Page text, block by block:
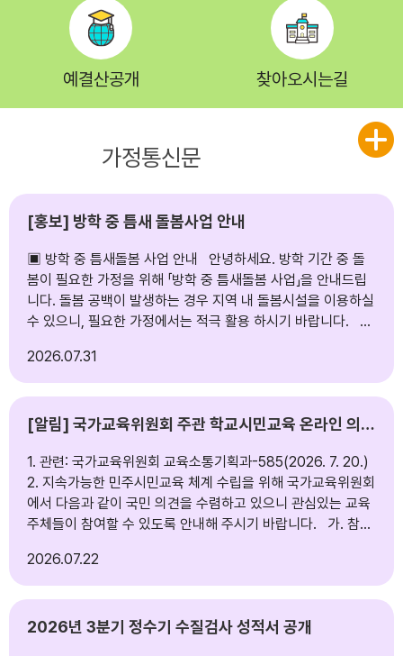
예결산공개 찾아오시는길
가정통신문
[홍보] 방학 중 틈새 돌봄사업 안내
▣ 방학 중 틈새돌봄 사업 안내 안녕하세요. 방학 기간 중 돌
봄이 필요한 가정을 위해 「방학 중 틈새돌봄 사업」을 안내드립
니다. 돌봄 공백이 발생하는 경우 지역 내 돌봄시설을 이용하실
수 있으니, 필요한 가정에서는 적극 활용 하시기 바랍니다. ■
틈새 돌봄센터.점심돌봄센터. 또는 1522-1318(7.23이후) ■
이용 방법: 아래 링크에서 지역별 돌봄시설을 확인하실 수 있습
https://ncrc.or.kr/ncrc/cs/cnter/protactCnterList3.do?
용하시기 바랍니다
2026 07.31
[알림] 국가교육위원회 주관 학교시민교육 온라인 의견수렴 참여 안내
1. 관련: 국가교육위원회 교육소통기획과-585(2026. 7. 20.)
2. 지속가능한 민주시민교육 체계 수립을 위해 국가교육위원회
에서 다음과 같이 국민 의견을 수렴하고 있으니 관심있는 교육
주체들이 참여할 수 있도록 안내해 주시기 바랍니다. 가. 참여
위원회 누리집(www.ne.go.kr)‘국민의견플랫폼’메뉴 또는 포
스터 QR코드접속 ▶ 로그인 또는 본인인증 ▶ 질문에 대한 의
관(부서)에서는 소속 직원과 학생, 학부모, 지역민 등 많은 교육
2026 07.22
2026년 3분기 정수기 수질검사 성적서 공개